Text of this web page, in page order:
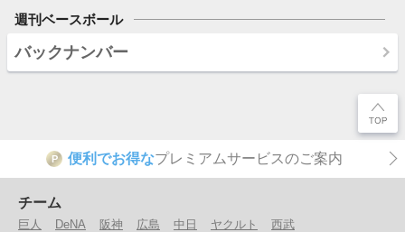
週刊ベースボール
バックナンバー
P 便利でお得なプレミアムサービスのご案内
チーム
巨人 DeNA 阪神 広島 中日 ヤクルト
西武